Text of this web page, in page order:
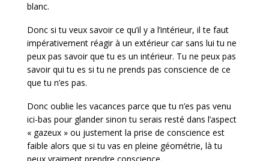
blanc.
Donc si tu veux savoir ce qu’il y a l’intérieur, il te faut
impérativement réagir à un extérieur car sans lui tu ne
peux pas savoir que tu es un intérieur. Tu ne peux pas
savoir qui tu es si tu ne prends pas conscience de ce
que tu n’es pas.
Donc oublie les vacances parce que tu n’es pas venu
ici-bas pour glander sinon tu serais resté dans l’aspect
« gazeux » ou justement la prise de conscience est
faible alors que si tu vas en pleine géométrie, là tu